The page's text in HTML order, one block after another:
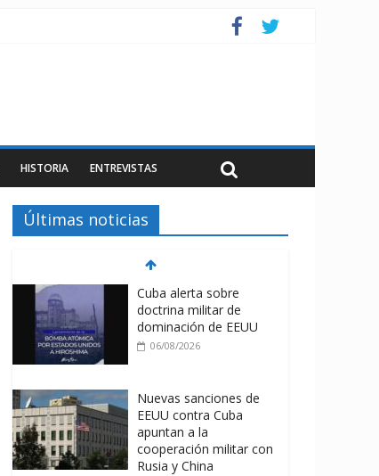
HISTORIA ENTREVISTAS
Últimas noticias
Cuba alerta sobre
doctrina militar de
dominación de EEUU
06/08/2026
Nuevas sanciones de
EEUU contra Cuba
apuntan a la
cooperación militar con
Rusia y China